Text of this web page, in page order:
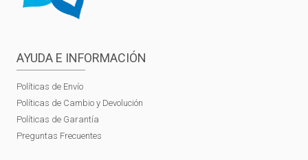
AYUDA E INFORMACIÓN
Políticas de Envío
Políticas de Cambio y Devolución
Políticas de Garantía
Preguntas Frecuentes